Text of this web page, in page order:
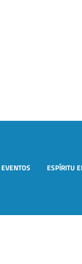
EVENTOS ESPÍRITU